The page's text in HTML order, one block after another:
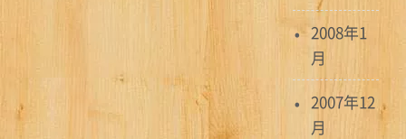
2008年1
月
2007年12
月